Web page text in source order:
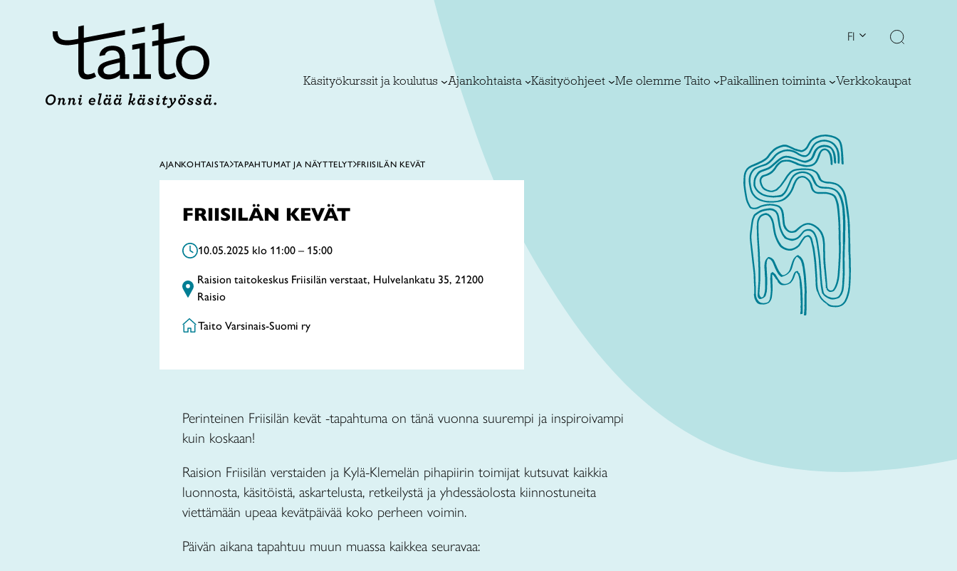
FI
Käsityökurssit ja koulutus Ajankohtaista Käsityöohjeet Me olemme Taito Paikallinen toiminta Verkkokaupat
AJANKOHTAISTA TAPAHTUMAT JA NÄYTTELYT FRIISILÄN KEVÄT
FRIISILÄN KEVÄT
10.05.2025 klo 11:00 – 15:00
Raision taitokeskus Friisilän verstaat, Hulvelankatu 35, 21200
Raisio
Taito Varsinais-Suomi ry
Perinteinen Friisilän kevät -tapahtuma on tänä vuonna suurempi ja inspiroivampi
kuin koskaan!
Raision Friisilän verstaiden ja Kylä-Klemelän pihapiirin toimijat kutsuvat kaikkia
luonnosta, käsitöistä, askartelusta, retkeilystä ja yhdessäolosta kiinnostuneita
viettämään upeaa kevätpäivää koko perheen voimin.
Päivän aikana tapahtuu muun muassa kaikkea seuravaa: